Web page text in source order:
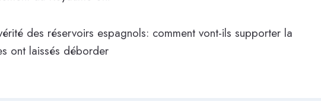
des réservoirs espagnols: comment vont-ils supporter la
ont laissés déborder